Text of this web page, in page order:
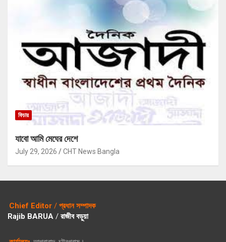
ফিচার
যাবো আমি মেঘের দেশে
July 29, 2026 CHT News Bangla
Chief Editor / প্রধান সম্পাদক
Rajib BARUA / রাজীব বড়ুয়া